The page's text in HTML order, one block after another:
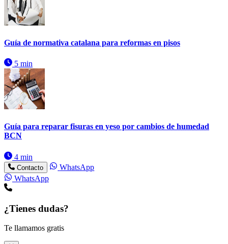
Guía de normativa catalana para reformas en pisos
5 min
Guía para reparar fisuras en yeso por cambios de humedad
BCN
4 min
Contacto
WhatsApp
WhatsApp
¿Tienes dudas?
Te llamamos gratis